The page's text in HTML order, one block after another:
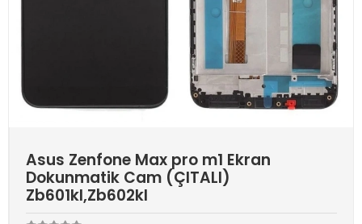
Asus Zenfone Max pro m1 Ekran
Dokunmatik Cam (ÇITALI)
Zb601kl,Zb602kl